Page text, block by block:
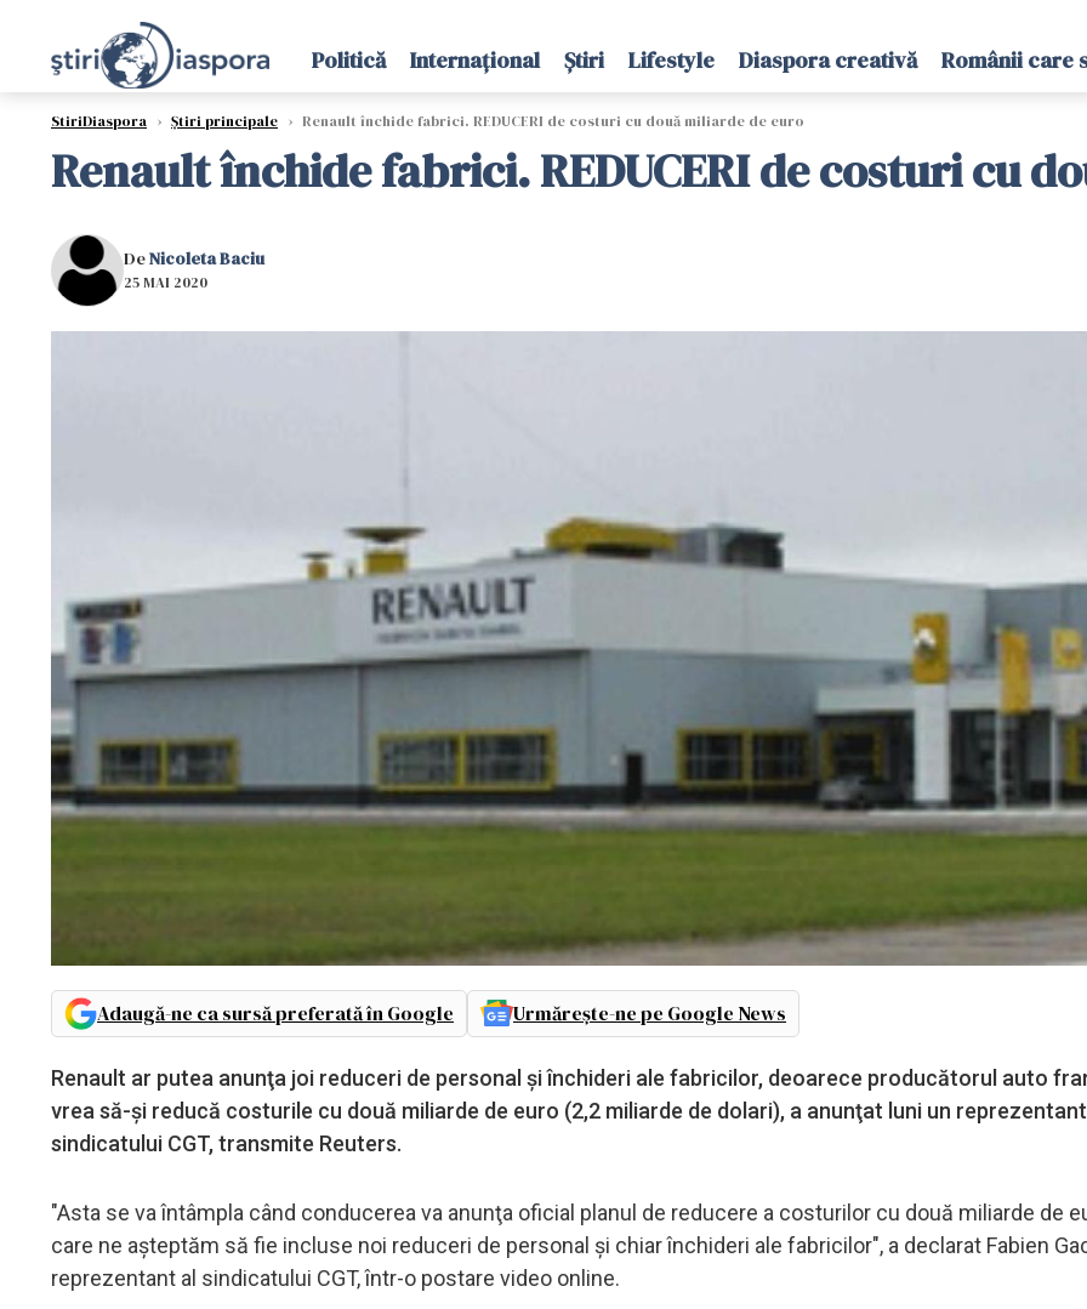
Politică Internațional Știri Lifestyle Diaspora creativă Românii care
StiriDiaspora › Știri principale › Renault închide fabrici. REDUCERI de costuri cu două miliarde de euro
Renault închide fabrici. REDUCERI de costuri cu
DeNicoleta Baciu
25 MAI 2020
Adaugă-ne ca sursă preferată în Google Urmărește-ne pe Google News
Renault ar putea anunţa joi reduceri de personal şi închideri ale fabricilor, deoarece producătorul auto
vrea să-şi reducă costurile cu două miliarde de euro (2,2 miliarde de dolari), a anunţat luni un
sindicatului CGT, transmite Reuters.
"Asta se va întâmpla când conducerea va anunţa oficial planul de reducere a costurilor cu două miliarde de
care ne aşteptăm să fie incluse noi reduceri de personal şi chiar închideri ale fabricilor", a declarat Fabien
reprezentant al sindicatului CGT, într-o postare video online.